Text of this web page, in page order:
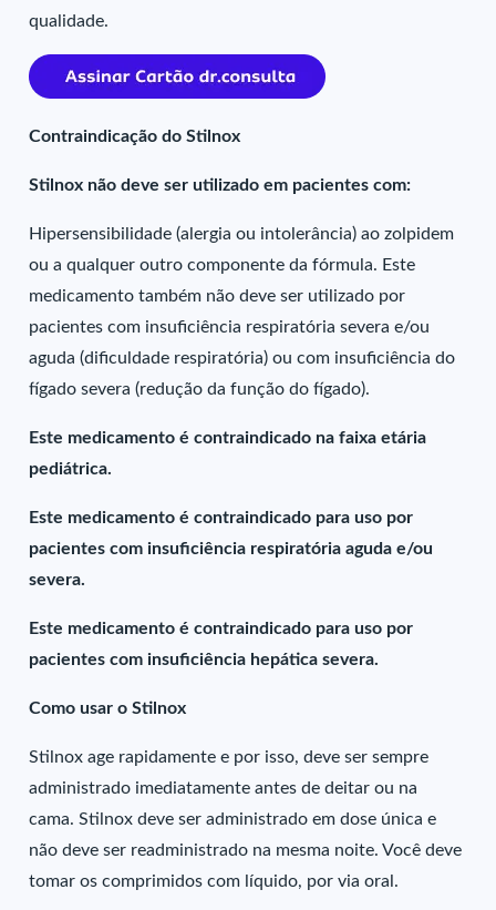
qualidade.
Contraindicação do Stilnox
Stilnox não deve ser utilizado em pacientes com:
Hipersensibilidade (alergia ou intolerância) ao zolpidem
ou a qualquer outro componente da fórmula. Este
medicamento também não deve ser utilizado por
pacientes com insuficiência respiratória severa e/ou
aguda (dificuldade respiratória) ou com insuficiência do
fígado severa (redução da função do fígado).
Este medicamento é contraindicado na faixa etária
pediátrica.
Este medicamento é contraindicado para uso por
pacientes com insuficiência respiratória aguda e/ou
severa.
Este medicamento é contraindicado para uso por
pacientes com insuficiência hepática severa.
Como usar o Stilnox
Stilnox age rapidamente e por isso, deve ser sempre
administrado imediatamente antes de deitar ou na
cama. Stilnox deve ser administrado em dose única e
não deve ser readministrado na mesma noite. Você deve
tomar os comprimidos com líquido, por via oral.